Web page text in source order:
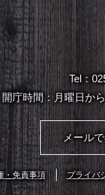
Tel：
開庁時間：月曜日か
メール
・免責事項 プライバ